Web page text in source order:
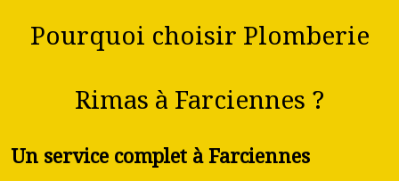
Pourquoi choisir Plomberie
Rimas à Farciennes ?
Un service complet à Farciennes